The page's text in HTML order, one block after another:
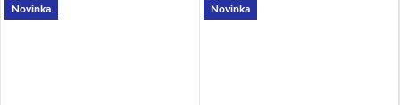
Novinka Novinka